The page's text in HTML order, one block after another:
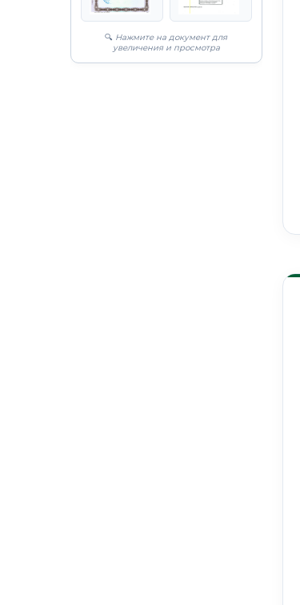
🔍 Нажмите на документ для
увеличения и просмотра